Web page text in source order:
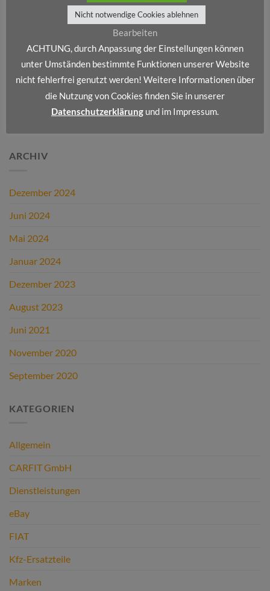
Wir stellen vor: Dienstleistungsportfolio IV
Wir stellen vor: Dienstleistungsportfolio III
Wir stellen vor: Dienstleistungsportfolio II
Wir stellen vor: Dienstleistungsportfolio I
NEUESTE KOMMENTARE
ARCHIV
Dezember 2024
Juni 2024
Mai 2024
Januar 2024
Dezember 2023
August 2023
Juni 2021
November 2020
September 2020
KATEGORIEN
Allgemein
CARFIT GmbH
Dienstleistungen
eBay
FIAT
Kfz-Ersatzteile
Marken
Nicht notwendige Cookies ablehnen
Bearbeiten
ACHTUNG, durch Anpassung der Einstellungen können
unter Umständen bestimmte Funktionen unserer Website
nicht fehlerfrei genutzt werden! Weitere Informationen über
die Nutzung von Cookies finden Sie in unserer
Datenschutzerklärung und im Impressum.